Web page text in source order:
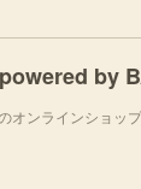
by
オンラインショッ